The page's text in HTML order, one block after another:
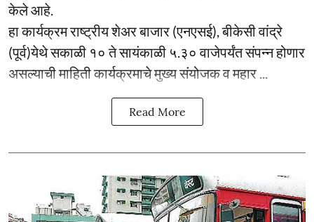
केले आहे.
हा कार्यक्रम राष्ट्रीय शेअर बाजार (एनएसई), बीकेसी वांद्रे
(पूर्व)येथे सकाळी १० ते सायंकाळी ५.३० वाजेपर्यंत संपन्न होणार
असल्याची माहिती कार्यक्रमाचे मुख्य संयोजक व महार ...
Read More